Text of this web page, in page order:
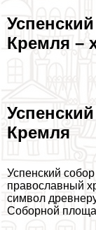
Кремля –
Кремля
Успенский
православный
символ
Соборной